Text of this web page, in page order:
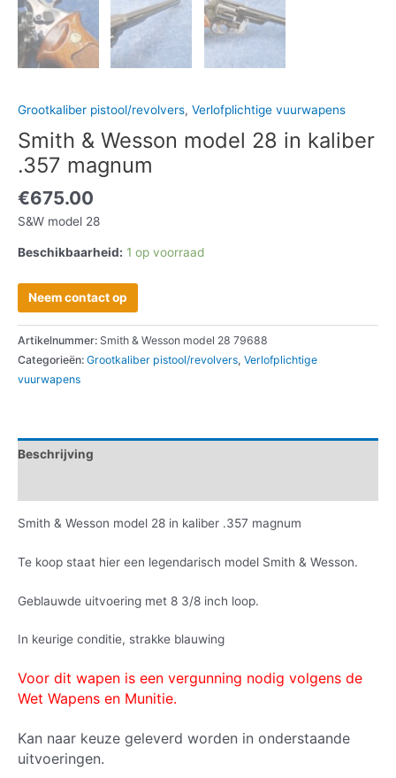
Grootkaliber pistool/revolvers, Verlofplichtige vuurwapens
Smith & Wesson model 28 in kaliber
.357 magnum
€675.00
S&W model 28
Beschikbaarheid: 1 op voorraad
Neem contact op
Artikelnummer: Smith & Wesson model 28 79688
Categorieën: Grootkaliber pistool/revolvers, Verlofplichtige
vuurwapens
Beschrijving
Smith & Wesson model 28 in kaliber .357 magnum
Te koop staat hier een legendarisch model Smith & Wesson.
Geblauwde uitvoering met 8 3/8 inch loop.
In keurige conditie, strakke blauwing
Voor dit wapen is een vergunning nodig volgens de
Wet Wapens en Munitie.
Kan naar keuze geleverd worden in onderstaande
uitvoeringen.